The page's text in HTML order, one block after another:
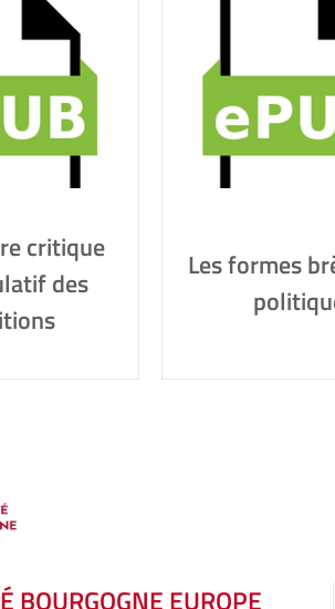
critique
des
Les formes
BOURGOGNE EUROPE